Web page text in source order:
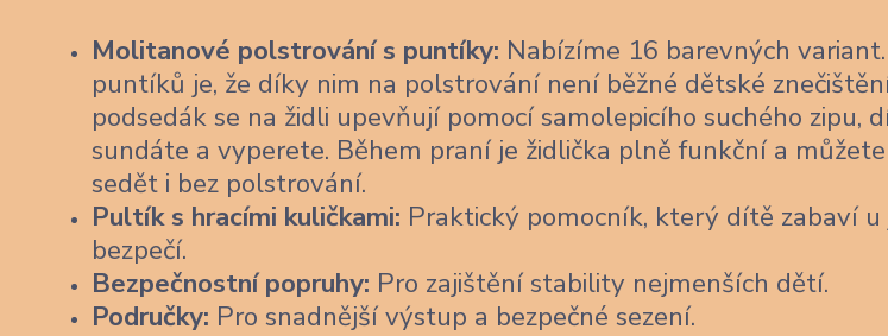
Molitanové polstrování s puntíky: Nabízíme 16 barevných
puntíků je, že díky nim na polstrování není běžné dětské
podsedák se na židli upevňují pomocí samolepicího suchého zipu,
sundáte a vyperete. Během praní je židlička plně funkční a
sedět i bez polstrování.
Pultík s hracími kuličkami: Praktický pomocník, který dítě zabaví
bezpečí.
Bezpečnostní popruhy: Pro zajištění stability nejmenších dětí.
Područky: Pro snadnější výstup a bezpečné sezení.